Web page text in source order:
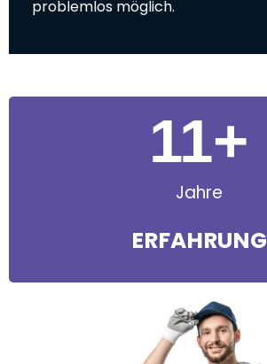
problemlos möglich.
Jahre
ERFAHRUNG
11+